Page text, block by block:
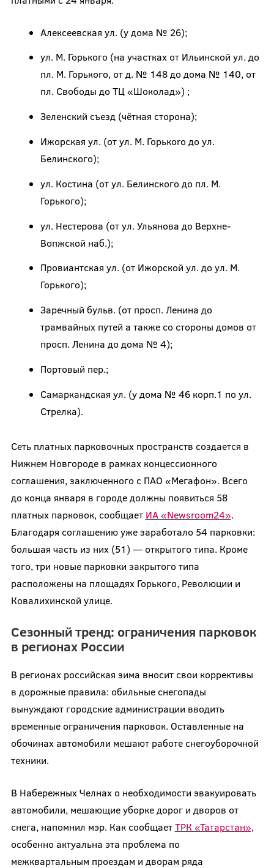
Алексеевская ул. (у дома № 26);
ул. М. Горького (на участках от Ильинской ул. до
пл. М. Горького, от д. № 148 до дома № 140, от
пл. Свободы до ТЦ «Шоколад») ;
Зеленский съезд (чётная сторона);
Ижорская ул. (от ул. М. Горькоro до ул.
Белинского);
ул. Костина (от ул. Белинского до пл. М.
Горького);
ул. Нестерова (от ул. Ульянова до Верхне-
Вопжской наб.);
Провиантская ул. (от Ижорской ул. до ул. М.
Горького);
Заречный бульв. (от просп. Ленина до
трамвайных путей а также со стороны домов от
просп. Ленина до дома № 4);
Портовый пер.;
Самаркандская ул. (у дома № 46 корп.1 по ул.
Стрелка).
Сеть платных парковочных пространств создается в
Нижнем Новгороде в рамках концессионного
соглашения, заключенного с ПАО «Мегафон». Всего
до конца января в городе должны появиться 58
платных парковок, сообщает ИА «Newsroom24».
Благодаря соглашению уже заработало 54 парковки:
большая часть из них (51) — открытого типа. Кроме
того, три новые парковки закрытого типа
расположены на площадях Горького, Революции и
Ковалихинской улице.
Сезонный тренд: ограничения парковок
в регионах России
В регионах российская зима вносит свои коррективы
в дорожные правила: обильные снегопады
вынуждают городские администрации вводить
временные ограничения парковок. Оставленные на
обочинах автомобили мешают работе снегоуборочной
техники.
В Набережных Челнах о необходимости эвакуировать
автомобили, мешающие уборке дорог и дворов от
снега, напомнил мэр. Как сообщаетТРК «Татарстан»,
особенно актуальна эта проблема по
межквартальным проездам и дворам ряда